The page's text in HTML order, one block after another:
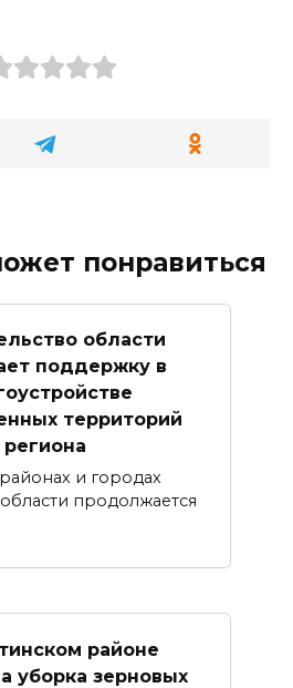
понравиться
области
поддержку в
территорий
региона
и городах
продолжается
районе
уборка зерновых